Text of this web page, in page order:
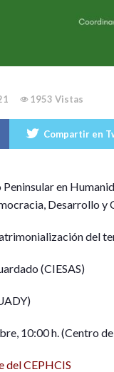
1953 Vistas
Compartir en
en
Desarrollo
del
(CIESAS)
10:00 h. (Centro
del CEPHCIS